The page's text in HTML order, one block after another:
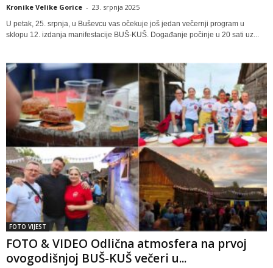
Kronike Velike Gorice - 23. srpnja 2025
U petak, 25. srpnja, u Buševcu vas očekuje još jedan večernji program u
sklopu 12. izdanja manifestacije BUŠ-KUŠ. Događanje počinje u 20 sati uz...
FOTO VIJEST
FOTO & VIDEO Odlična atmosfera na prvoj
ovogodišnjoj BUŠ-KUŠ večeri u...